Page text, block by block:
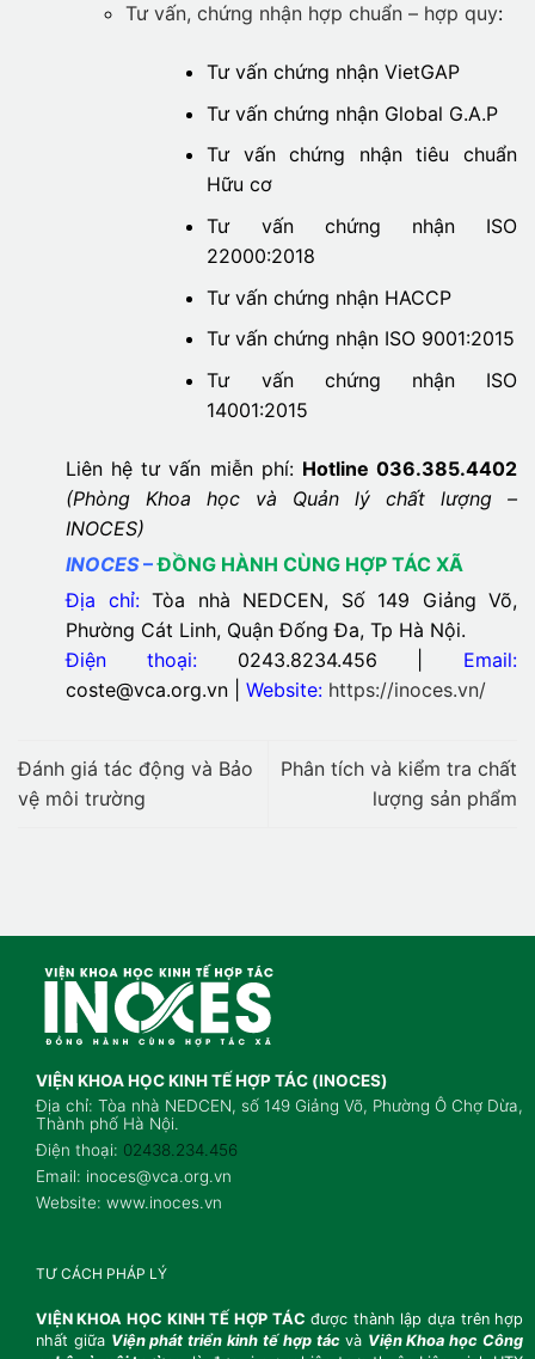
Tư vấn, chứng nhận hợp chuẩn – hợp quy:
Tư vấn chứng nhận VietGAP
Tư vấn chứng nhận Global G.A.P
Tư vấn chứng nhận tiêu chuẩn
Hữu cơ
Tư vấn chứng nhận ISO
22000:2018
Tư vấn chứng nhận HACCP
Tư vấn chứng nhận ISO 9001:2015
Tư vấn chứng nhận ISO
14001:2015
Liên hệ tư vấn miễn phí: Hotline 036.385.4402
(Phòng Khoa học và Quản lý chất lượng –
INOCES)
INOCES– ĐỒNG HÀNH CÙNG HỢP TÁC XÃ
Địa chỉ:Tòa nhà NEDCEN, Số 149 Giảng Võ,
Phường Cát Linh, Quận Đống Đa, Tp Hà Nội.
Điện thoại:0243.8234.456 | Email:
coste@vca.org.vn | Website: https://inoces.vn/
Đánh giá tác động và Bảo
vệ môi trường
Phân tích và kiểm tra chất
lượng sản phẩm
VIỆN KHOA HỌC KINH TẾ HỢP TÁC (INOCES)
Địa chỉ: Tòa nhà NEDCEN, số 149 Giảng Võ, Phường Ô Chợ Dừa,
Thành phố Hà Nội.
Điện thoại: 02438.234.456
Email: inoces@vca.org.vn
Website: www.inoces.vn
TƯ CÁCH PHÁP LÝ
VIỆN KHOA HỌC KINH TẾ HỢP TÁC được thành lập dựa trên hợp
nhất giữa Việnphát triển kinh tế hợp tác và Viện Khoa học Công